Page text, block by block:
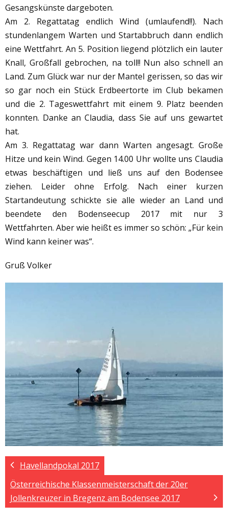
Gesangskünste dargeboten.
Am 2. Regattatag endlich Wind (umlaufend!!). Nach
stundenlangem Warten und Startabbruch dann endlich
eine Wettfahrt. An 5. Position liegend plötzlich ein lauter
Knall, Großfall gebrochen, na toll!! Nun also schnell an
Land. Zum Glück war nur der Mantel gerissen, so das wir
so gar noch ein Stück Erdbeertorte im Club bekamen
und die 2. Tageswettfahrt mit einem 9. Platz beenden
konnten. Danke an Claudia, dass Sie auf uns gewartet
hat.
Am 3. Regattatag war dann Warten angesagt. Große
Hitze und kein Wind. Gegen 14.00 Uhr wollte uns Claudia
etwas beschäftigen und ließ uns auf den Bodensee
ziehen. Leider ohne Erfolg. Nach einer kurzen
Startandeutung schickte sie alle wieder an Land und
beendete den Bodenseecup 2017 mit nur 3
Wettfahrten. Aber wie heißt es immer so schön: „Für kein
Wind kann keiner was“.
Gruß Volker
Havellandpokal 2017
Österreichische Klassenmeisterschaft der 20er
Jollenkreuzer in Bregenz am Bodensee 2017